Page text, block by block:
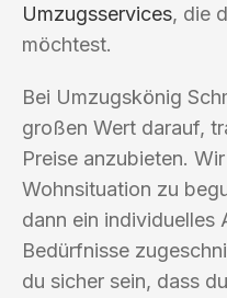
Umzugsservices, die
möchtest.
Bei Umzugskönig
großen Wert darauf,
Preise anzubieten.
Wohnsituation zu
dann ein individuelles
Bedürfnisse
du sicher sein, dass